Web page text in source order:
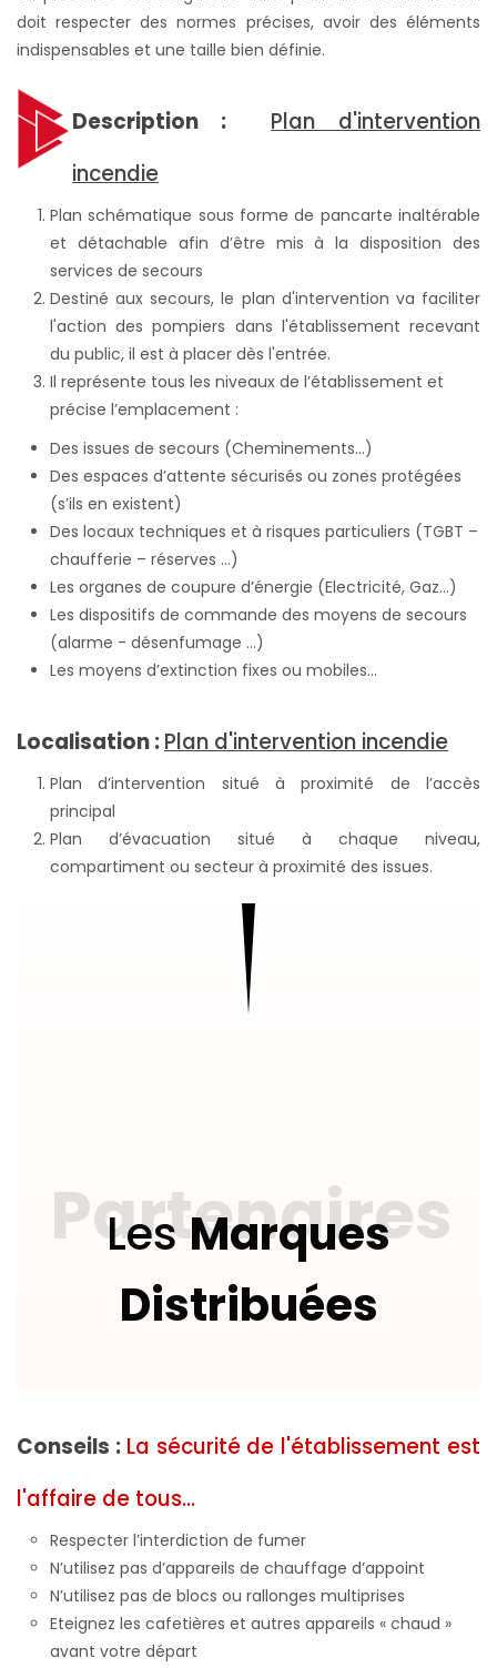
doit respecter des normes précises, avoir des éléments
indispensables et une taille bien définie.
Description :
Plan d'intervention
incendie
Plan schématique sous forme de pancarte inaltérable
et détachable afin d’être mis à la disposition des
services de secours
Destiné aux secours, le plan d'intervention va faciliter
l'action des pompiers dans l'établissement recevant
du public, il est à placer dès l'entrée.
Il représente tous les niveaux de l’établissement et
précise l’emplacement :
Des issues de secours (Cheminements...)
Des espaces d’attente sécurisés ou zones protégées
(s’ils en existent)
Des locaux techniques et à risques particuliers (TGBT –
chaufferie – réserves …)
Les organes de coupure d’énergie (Electricité, Gaz...)
Les dispositifs de commande des moyens de secours
(alarme - désenfumage …)
Les moyens d’extinction fixes ou mobiles...
Localisation :Plan d'intervention incendie
Plan d’intervention situé à proximité de l’accès
principal
Plan d’évacuation situé à chaque niveau,
compartiment ou secteur à proximité des issues.
Partenaires
LesMarques
Distribuées
Conseils : La sécurité de l'établissement est
l'affaire de tous...
Respecter l’interdiction de fumer
N’utilisez pas d’appareils de chauffage d’appoint
N’utilisez pas de blocs ou rallonges multiprises
Eteignez les cafetières et autres appareils « chaud »
avant votre départ